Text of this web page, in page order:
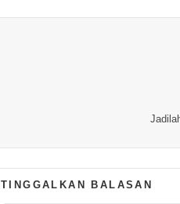
TINGGALKAN BALASAN